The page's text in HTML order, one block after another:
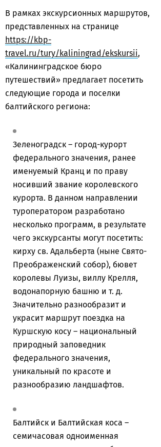
В рамках экскурсионных маршрутов,
представленных на странице
https://kbp-
travel.ru/tury/kaliningrad/ekskursii,
«Калининградское бюро
путешествий» предлагает посетить
следующие города и поселки
балтийского региона:
Зеленоградск – город-курорт
федерального значения, ранее
именуемый Кранц и по праву
носивший звание королевского
курорта. В данном направлении
туроператором разработано
несколько программ, в результате
чего экскурсанты могут посетить:
кирху св. Адальберта (ныне Свято-
Преображенский собор), бювет
королевы Луизы, виллу Крелля,
водонапорную башню и т. д.
Значительно разнообразит и
украсит маршрут поездка на
Куршскую косу – национальный
природный заповедник
федерального значения,
уникальный по красоте и
разнообразию ландшафтов.
Балтийск и Балтийская коса –
семичасовая одноименная